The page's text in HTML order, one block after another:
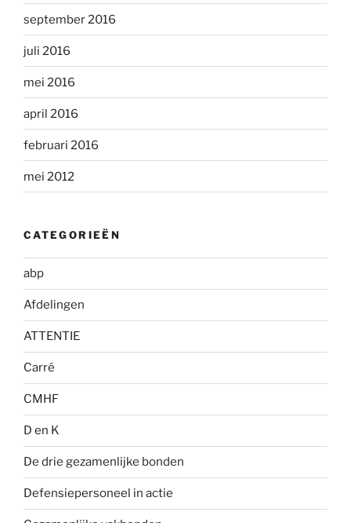
september 2016
juli 2016
mei 2016
april 2016
februari 2016
mei 2012
CATEGORIEËN
abp
Afdelingen
ATTENTIE
Carré
CMHF
D en K
De drie gezamenlijke bonden
Defensiepersoneel in actie